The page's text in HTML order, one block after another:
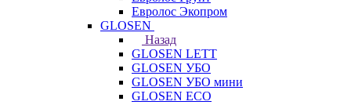
Евролос Экопром
GLOSEN
Назад
GLOSEN LETT
GLOSEN УБО
GLOSEN УБО мини
GLOSEN ECO